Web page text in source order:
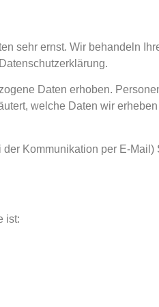
sehr ernst. Wir behandeln
Daten erhoben.
welche Daten wir
Kommunikation per E-
ist: